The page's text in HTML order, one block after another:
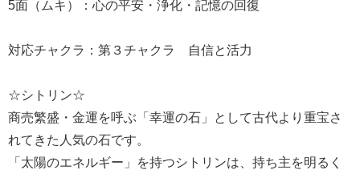
5面（ムキ）：心の平安・浄化・記憶の回復
対応チャクラ：第３チャクラ 自信と活力
☆シトリン☆
商売繁盛・金運を呼ぶ「幸運の石」として古代より重宝さ
れてきた人気の石です。
「太陽のエネルギー」を持つシトリンは、持ち主を明るく